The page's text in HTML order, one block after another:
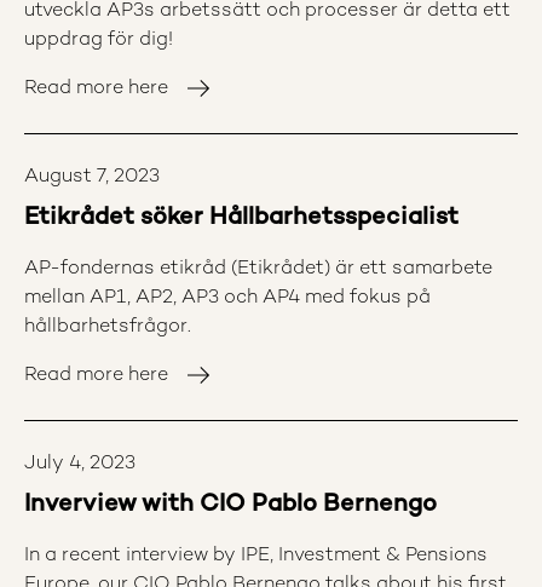
utveckla AP3s arbetssätt och processer är detta ett
uppdrag för dig!
Read more here
August 7, 2023
Etikrådet söker Hållbarhetsspecialist
AP-fondernas etikråd (Etikrådet) är ett samarbete
mellan AP1, AP2, AP3 och AP4 med fokus på
hållbarhetsfrågor.
Read more here
July 4, 2023
Inverview with CIO Pablo Bernengo
In a recent interview by IPE, Investment & Pensions